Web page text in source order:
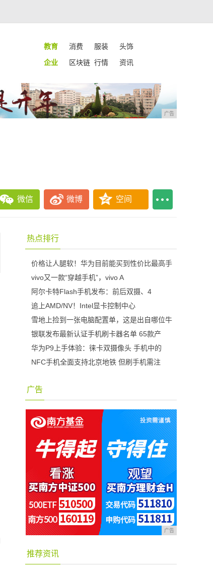
教育 消费 服装
头饰
企业 区块链 行情 资讯
广告
微信 微博 空间
热点排行
价格让人腿软！华为目前能买到性价比最高手
vivo又一款“穿越手机”，vivo A
阿尔卡特Flash手机发布：前后双摄、4
追上AMD/NV！Intel显卡控制中心
雪地上捡到一张电脑配置单，这是出自哪位牛
银联发布最新认证手机刷卡器名单 65款产
华为P9上手体验：徕卡双摄像头 手机中的
NFC手机全面支持北京地铁 但刷手机需注
广告
广告
推荐资讯